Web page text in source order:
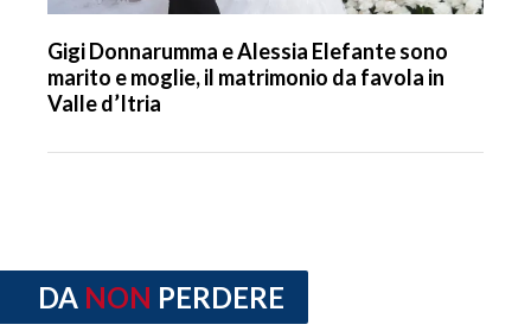
Gigi Donnarumma e Alessia Elefante sono
marito e moglie, il matrimonio da favola in
Valle d’Itria
DA NON PERDERE